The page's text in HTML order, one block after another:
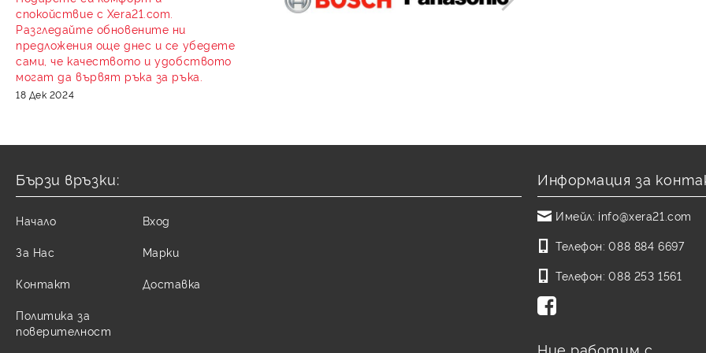
спокойствие с Xera21.com.
Разгледайте обновените ни
предложения още днес и се убедете
сами, че качеството и удобството
могат да вървят ръка за ръка.
18 Дек 2024
Бързи връзки:
Начало
За Нас
Контакт
Политика за
поверителност
Вход
Марки
Доставка
Информация за
Имейл: info@xera21.com
Телефон: 088 884 6697
Телефон: 088 253 1561
Ние работим с